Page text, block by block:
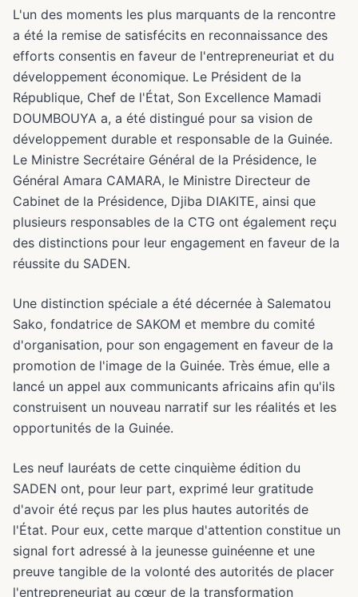
L'un des moments les plus marquants de la rencontre
a été la remise de satisfécits en reconnaissance des
efforts consentis en faveur de l'entrepreneuriat et du
développement économique. Le Président de la
République, Chef de l'État, Son Excellence Mamadi
DOUMBOUYA a, a été distingué pour sa vision de
développement durable et responsable de la Guinée.
Le Ministre Secrétaire Général de la Présidence, le
Général Amara CAMARA, le Ministre Directeur de
Cabinet de la Présidence, Djiba DIAKITE, ainsi que
plusieurs responsables de la CTG ont également reçu
des distinctions pour leur engagement en faveur de la
réussite du SADEN.
Une distinction spéciale a été décernée à Salematou
Sako, fondatrice de SAKOM et membre du comité
d'organisation, pour son engagement en faveur de la
promotion de l'image de la Guinée. Très émue, elle a
lancé un appel aux communicants africains afin qu'ils
construisent un nouveau narratif sur les réalités et les
opportunités de la Guinée.
Les neuf lauréats de cette cinquième édition du
SADEN ont, pour leur part, exprimé leur gratitude
d'avoir été reçus par les plus hautes autorités de
l'État. Pour eux, cette marque d'attention constitue un
signal fort adressé à la jeunesse guinéenne et une
preuve tangible de la volonté des autorités de placer
l'entrepreneuriat au cœur de la transformation